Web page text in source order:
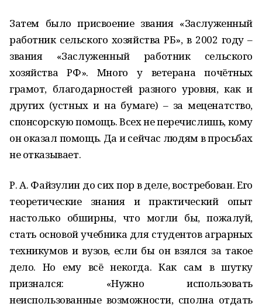
Затем было присвоение звания «Заслуженный
работник сельского хозяйства РБ», в 2002 году –
звания «Заслуженный работник сельского
хозяйства РФ». Много у ветерана почётных
грамот, благодарностей разного уровня, как и
других (устных и на бумаге) – за меценатство,
спонсорскую помощь. Всех не перечислишь, кому
он оказал помощь. Да и сейчас людям в просьбах
не отказывает.
Р. А. Файзулин до сих пор в деле, востребован. Его
теоретические знания и практический опыт
настолько обширны, что могли бы, пожалуй,
стать основой учебника для студентов аграрных
техникумов и вузов, если бы он взялся за такое
дело. Но ему всё некогда. Как сам в шутку
признался: «Нужно использовать
неиспользованные возможности, сполна отдать